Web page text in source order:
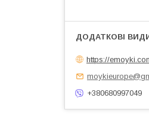
https://
+380680997049